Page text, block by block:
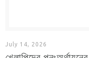
July 14, 2026